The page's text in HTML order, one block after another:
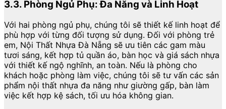
3.3. Phòng Ngủ Phụ: Đa Năng và Linh Hoạt
Với hai phòng ngủ phụ, chúng tôi sẽ thiết kế linh hoạt để
phù hợp với từng đối tượng sử dụng. Đối với phòng trẻ
em, Nội Thất Nhựa Đà Nẵng sẽ ưu tiên các gam màu
tươi sáng, kết hợp tủ quần áo, bàn học và giá sách nhựa
với thiết kế ngộ nghĩnh, an toàn. Nếu là phòng cho
khách hoặc phòng làm việc, chúng tôi sẽ tư vấn các sản
phẩm nội thất nhựa đa năng như giường gấp, bàn làm
việc kết hợp kệ sách, tối ưu hóa không gian.